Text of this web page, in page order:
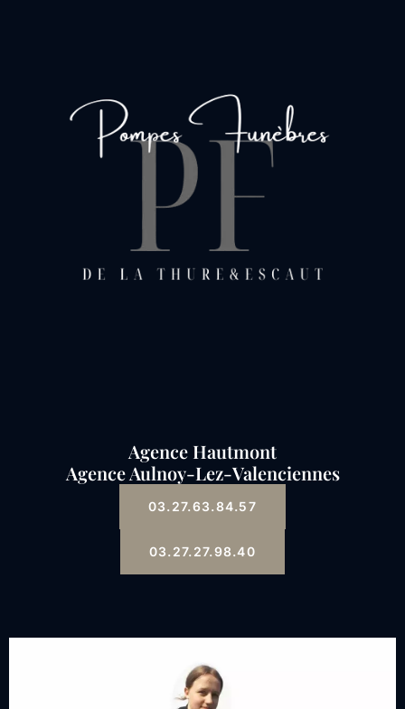
Agence Hautmont
Agence Aulnoy-Lez-Valenciennes
03.27.63.84.57
03.27.27.98.40